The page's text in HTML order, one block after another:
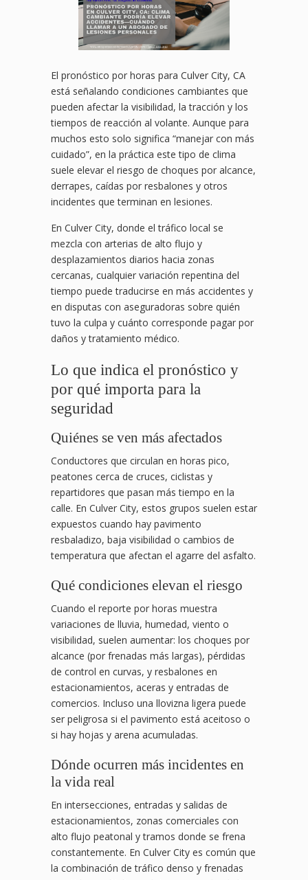
El pronóstico por horas para Culver City, CA
está señalando condiciones cambiantes que
pueden afectar la visibilidad, la tracción y los
tiempos de reacción al volante. Aunque para
muchos esto solo significa “manejar con más
cuidado”, en la práctica este tipo de clima
suele elevar el riesgo de choques por alcance,
derrapes, caídas por resbalones y otros
incidentes que terminan en lesiones.
En Culver City, donde el tráfico local se
mezcla con arterias de alto flujo y
desplazamientos diarios hacia zonas
cercanas, cualquier variación repentina del
tiempo puede traducirse en más accidentes y
en disputas con aseguradoras sobre quién
tuvo la culpa y cuánto corresponde pagar por
daños y tratamiento médico.
Lo que indica el pronóstico y
por qué importa para la
seguridad
Quiénes se ven más afectados
Conductores que circulan en horas pico,
peatones cerca de cruces, ciclistas y
repartidores que pasan más tiempo en la
calle. En Culver City, estos grupos suelen estar
expuestos cuando hay pavimento
resbaladizo, baja visibilidad o cambios de
temperatura que afectan el agarre del asfalto.
Qué condiciones elevan el riesgo
Cuando el reporte por horas muestra
variaciones de lluvia, humedad, viento o
visibilidad, suelen aumentar: los choques por
alcance (por frenadas más largas), pérdidas
de control en curvas, y resbalones en
estacionamientos, aceras y entradas de
comercios. Incluso una llovizna ligera puede
ser peligrosa si el pavimento está aceitoso o
si hay hojas y arena acumuladas.
Dónde ocurren más incidentes en
la vida real
En intersecciones, entradas y salidas de
estacionamientos, zonas comerciales con
alto flujo peatonal y tramos donde se frena
constantemente. En Culver City es común que
la combinación de tráfico denso y frenadas